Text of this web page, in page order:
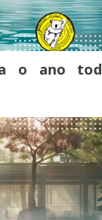
o ano